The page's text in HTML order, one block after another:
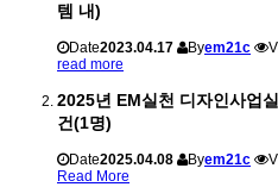
템 내)
Date2023.04.17 Byem21c
read more
2025년 EM실천 디자인사업
건(1명)
Date2025.04.08 Byem21c
Read More